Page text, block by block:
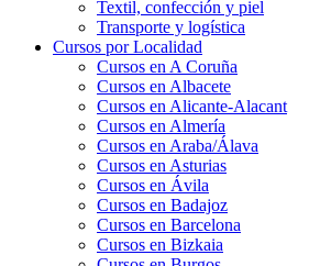
Textil, confección y piel
Transporte y logística
Cursos por Localidad
Cursos en A Coruña
Cursos en Albacete
Cursos en Alicante-Alacant
Cursos en Almería
Cursos en Araba/Álava
Cursos en Asturias
Cursos en Ávila
Cursos en Badajoz
Cursos en Barcelona
Cursos en Bizkaia